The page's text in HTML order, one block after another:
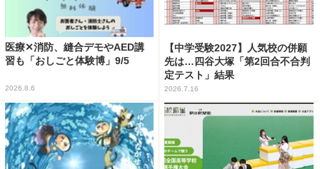
医療✕消防、縫合デモやAED講
習も「おしごと体験博」9/5
2026.8.6
【中学受験2027】人気校の併願
先は…四谷大塚「第2回合不合判
定テスト」結果
2026.7.16